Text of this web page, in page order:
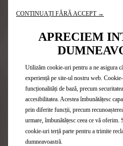
MODURI DE RULARE
DS 3 E-TENSE oferă trei moduri
multă sau mai puțină energie din
Modul Eco îți permite să conservi
electric. Unele funcții, cum ar fi
recircularea aerului, sunt ușor
consumul de energie.
Modul Sport amplifică plăcerea
activat, acesta permite ca DS 3 E-
CONTINUAȚI FĂRĂ ACCEPT →
APRECIEM
Utilizăm cookie-uri pentru a ne asigura
experiență pe site-ul nostru web.
funcționalități de bază, precum
accesibilitatea. Acestea îmbunătățesc
prin diferite funcții, precum
urmare, îmbunătățesc ceea ce vă
cookie-uri terță parte pentru a trimite
dumneavoastră.